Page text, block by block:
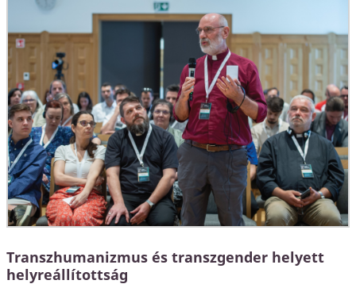
Transzhumanizmus és transzgender helyett
helyreállítottság